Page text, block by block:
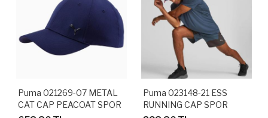
Puma 021269-07 METAL
CAT CAP PEACOAT SPOR
Puma 023148-21 ESS
RUNNING CAP SPOR